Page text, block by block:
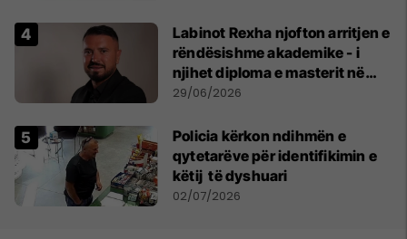
Labinot Rexha njofton arritjen e
rëndësishme akademike - i
njihet diploma e masterit në
Psikologji në Zvicër
29/06/2026
Policia kërkon ndihmën e
qytetarëve për identifikimin e
këtij të dyshuari
02/07/2026